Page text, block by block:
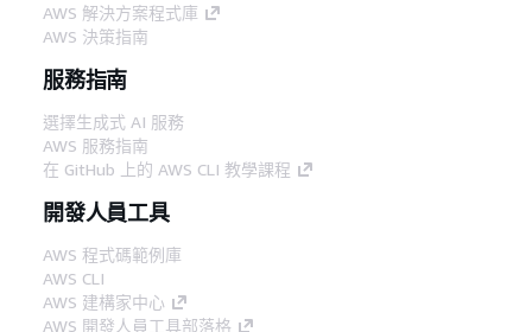
AWS 解決方案程式庫
AWS 決策指南
服務指南
選擇生成式 AI 服務
AWS 服務指南
在 GitHub 上的 AWS CLI 教學課程
開發人員工具
AWS 程式碼範例庫
AWS CLI
AWS 建構家中心
AWS 開發人員工具部落格